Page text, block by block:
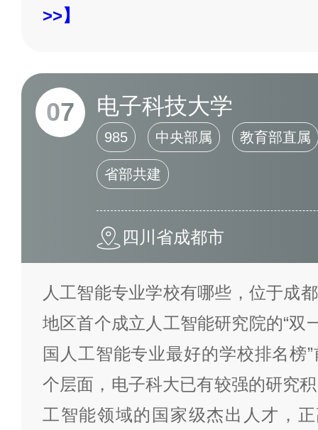
>>】
07 电子科技大学
985 中央部属 教育部直属
省部共建
四川省成都市
人工智能专业学校有哪些，位于成
地区首个成立人工智能研究院的“双
国人工智能专业最好的学校排名榜
个层面，电子科大已有较强的研究
工智能领域的国家级杰出人才，